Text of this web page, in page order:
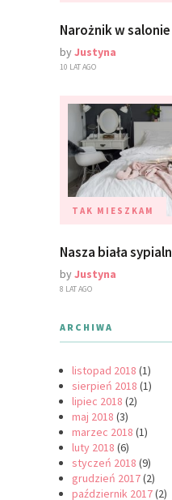
Narożnik w
byJustyna
10 LAT AGO
TAK MIESZKAM
Nasza biała
byJustyna
8 LAT AGO
ARCHIWA
listopad 2018 (1)
sierpień 2018 (1)
lipiec 2018 (2)
maj 2018 (3)
marzec 2018 (1)
luty 2018 (6)
styczeń 2018 (9)
grudzień 2017(2)
październik 2017(2)